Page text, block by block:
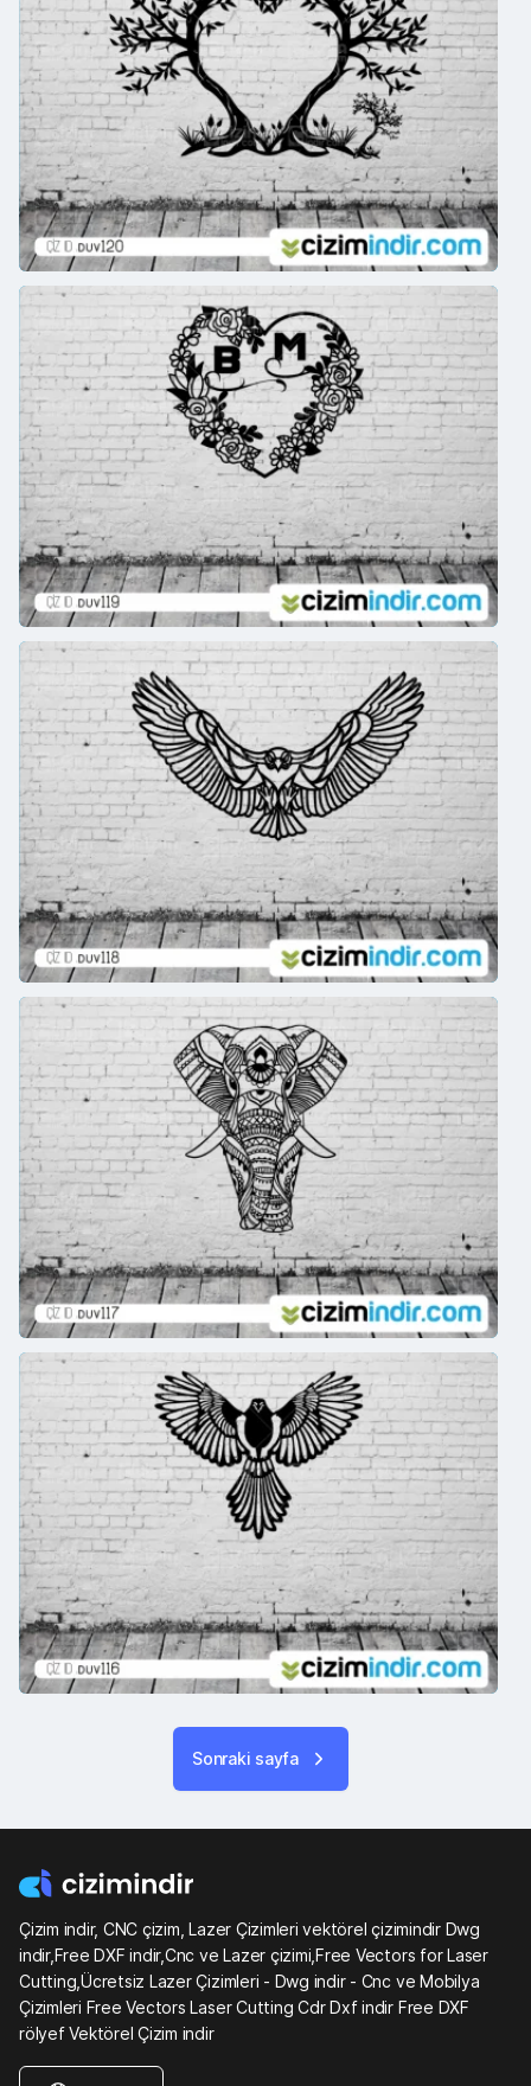
Sonraki sayfa
Çizim indir, CNC çizim, Lazer Çizimleri vektörel çizimindir Dwg
indir,Free DXF indir,Cnc ve Lazer çizimi,Free Vectors for Laser
Cutting,Ücretsiz Lazer Çizimleri - Dwg indir - Cnc ve Mobilya
Çizimleri Free Vectors Laser Cutting Cdr Dxf indir Free DXF
rölyef Vektörel Çizim indir